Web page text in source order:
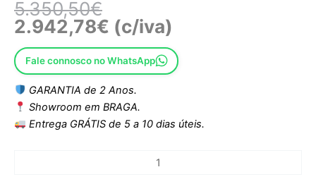
5.350,50€
2.942,78€ (c/iva)
Fale connosco no WhatsApp
GARANTIA de 2 Anos.
Showroom em BRAGA.
Entrega GRÁTIS de 5 a 10 dias úteis.